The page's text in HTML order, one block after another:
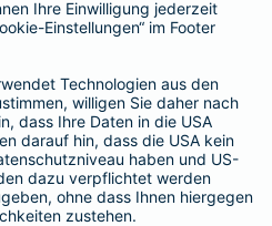
ändern
melden